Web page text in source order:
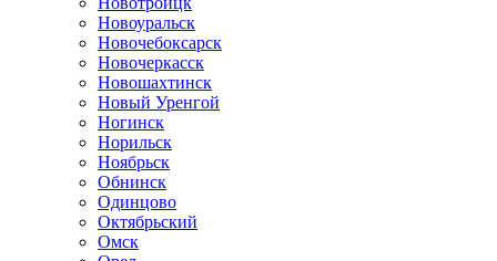
Новоуральск
Новочебоксарск
Новочеркасск
Новошахтинск
Новый Уренгой
Ногинск
Норильск
Ноябрьск
Обнинск
Одинцово
Октябрьский
Омск